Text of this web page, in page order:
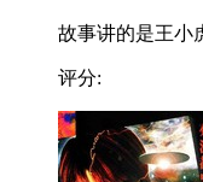
故事讲的是王小
评分: